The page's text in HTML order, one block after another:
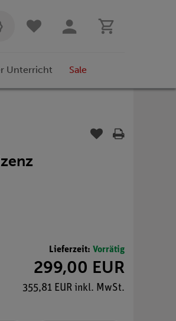
Unterricht Sale
Lieferzeit: Vorrätig
299,00 EUR
355,81 EUR inkl. MwSt.